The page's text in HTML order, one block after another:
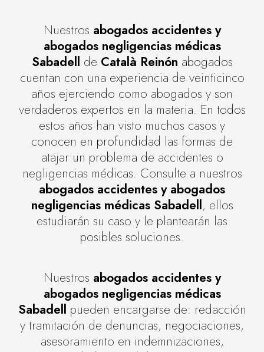
Nuestros abogados accidentes y
abogados negligencias médicas
Sabadell de Català Reinón abogados
cuentan con una experiencia de veinticinco
años ejerciendo como abogados y son
verdaderos expertos en la materia. En todos
estos años han visto muchos casos y
conocen en profundidad las formas de
atajar un problema de accidentes o
negligencias médicas. Consulte a nuestros
abogados accidentes y abogados
negligencias médicas Sabadell, ellos
estudiarán su caso y le plantearán las
posibles soluciones.
Nuestros abogados accidentes y
abogados negligencias médicas
Sabadell pueden encargarse de: redacción
y tramitación de denuncias, negociaciones,
asesoramiento en indemnizaciones,